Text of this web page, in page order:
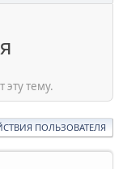
эту тему.
ПОЛЬЗОВАТЕЛЯ